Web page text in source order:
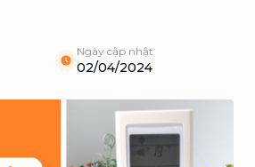
Ngày cập nhật
02/04/2024